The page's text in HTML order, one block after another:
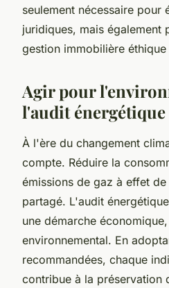
seulement nécessaire pour
juridiques, mais également
gestion immobilière
Agir pour
l'audit énergétique
À l'ère du changement
compte. Réduire la
émissions de gaz à effet
partagé. L'audit
une démarche
environnemental. En
recommandées, chaque
contribue à la préservation